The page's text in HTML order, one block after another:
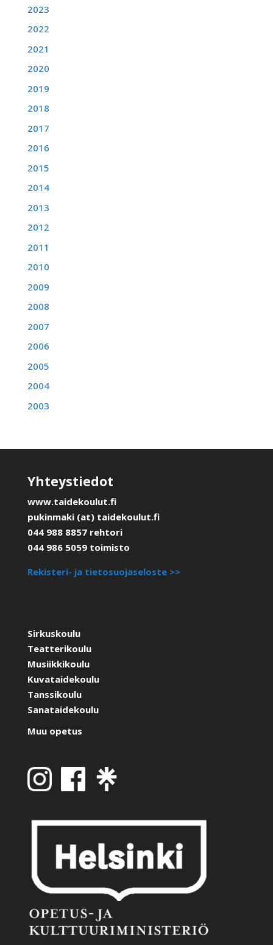
2023
2022
2021
2020
2019
2018
2017
2016
2015
2014
2013
2012
2011
2010
2009
2008
2007
2006
2005
2004
2003
Yhteystiedot
www.taidekoulut.fi
pukinmaki (at) taidekoulut.fi
044 988 8857 rehtori
044 986 5059 toimisto
Rekisteri- ja tietosuojaseloste >>
Sirkuskoulu
Teatterikoulu
Musiikkikoulu
Kuvataidekoulu
Tanssikoulu
Sanataidekoulu
Muu opetus